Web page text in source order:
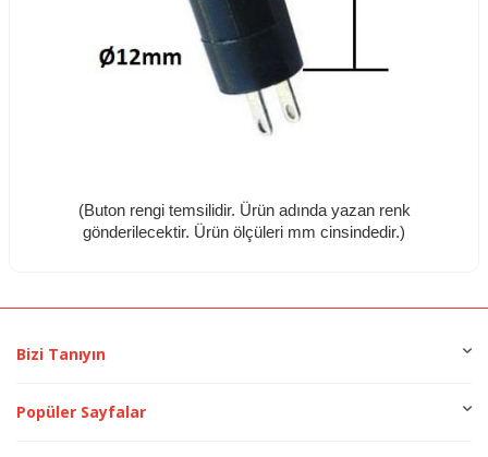
(Buton rengi temsilidir. Ürün adında yazan renk
gönderilecektir. Ürün ölçüleri mm cinsindedir.)
Bizi Tanıyın
Popüler Sayfalar